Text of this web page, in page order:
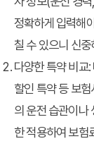
정확하게 입력해
칠 수 있으니 신
다양한 특약 비교:
할인 특약 등 보
의 운전 습관이나
한 적용하여 보험